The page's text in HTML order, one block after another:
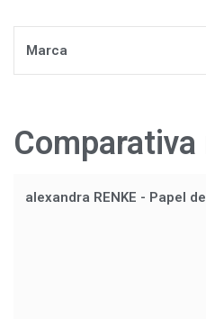
Marca
Comparativa
alexandra RENKE - Papel